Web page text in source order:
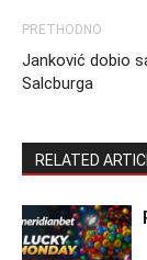
PRETHODNO
Janković dobio
Salcburga
RELATED